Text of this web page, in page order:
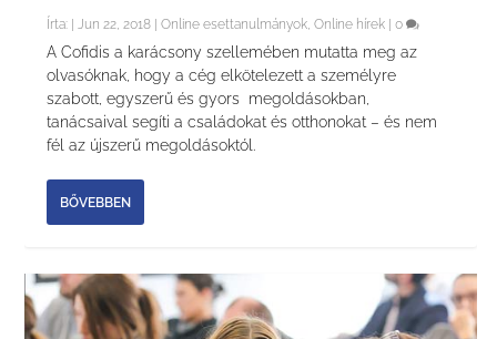
Írta: |Jun 22, 2018 |Online esettanulmányok,Online hírek |0
A Cofidis a karácsony szellemében mutatta meg az
olvasóknak, hogy a cég elkötelezett a személyre
szabott, egyszerű és gyors megoldásokban,
tanácsaival segíti a családokat és otthonokat – és nem
fél az újszerű megoldásoktól.
BŐVEBBEN